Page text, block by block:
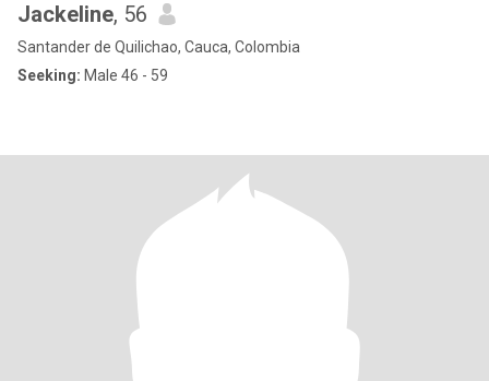
Jackeline, 56
Santander de Quilichao, Cauca, Colombia
Seeking: Male 46 - 59